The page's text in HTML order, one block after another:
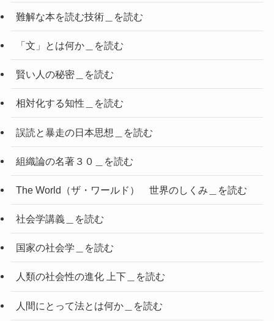
難解な本を読む技術＿を読む
「文」とは何か＿を読む
賢い人の秘密＿を読む
相対化する知性＿を読む
誤読と暴走の日本思想＿を読む
組織論の名著３０＿を読む
The World（ザ・ワールド） 世界のしくみ＿を読む
社会学講義＿を読む
国家の社会学＿を読む
人類の社会性の進化 上下＿を読む
人間にとって法とは何か＿を読む